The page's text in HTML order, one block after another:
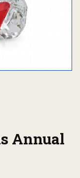
Annual